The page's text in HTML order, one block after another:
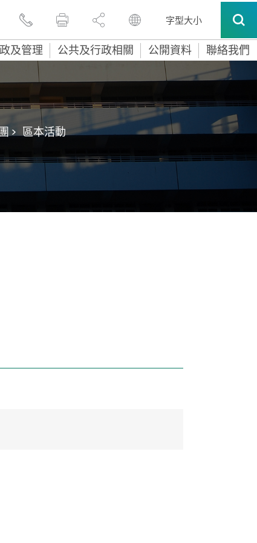
字型大小
及管理 公共及行政相關 公開資料 聯絡我們
> 區本活動